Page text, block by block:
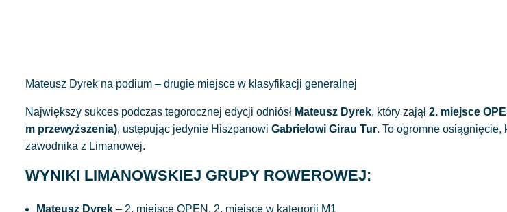
Mateusz Dyrek na podium – drugie miejsce w klasyfikacji generalnej
Największy sukces podczas tegorocznej edycji odniósł Mateusz Dyrek, który zajął 2. miejsce
m przewyższenia), ustępując jedynie Hiszpanowi Gabrielowi Girau Tur. To ogromne osiągnięcie,
zawodnika z Limanowej.
WYNIKI LIMANOWSKIEJ GRUPY ROWEROWEJ:
Mateusz Dyrek – 2. miejsce OPEN, 2. miejsce w kategorii M1